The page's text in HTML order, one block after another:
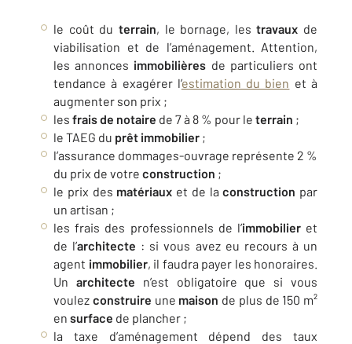
le coût du terrain, le bornage, lestravaux de
viabilisation et de l’aménagement. Attention,
les annonces immobilières de particuliers ont
tendance à exagérer l’estimation du bien et à
augmenter son prix ;
les frais de notaire de 7 à 8 % pour le terrain ;
le TAEG du prêt immobilier ;
l’assurance dommages-ouvrage représente 2 %
du prix de votre construction ;
le prix des matériaux et de laconstruction par
un artisan ;
les frais des professionnels de l’immobilieret
de l’architecte : si vous avez eu recours à un
agent immobilier, il faudra payer les honoraires.
Un architecte n’est obligatoire que si vous
voulez construire une maison de plus de 150 m²
en surface de plancher ;
la taxe d’aménagement dépend des taux